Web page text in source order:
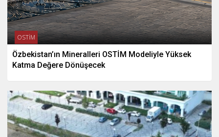
OSTİM
Özbekistan’ın Mineralleri OSTİM Modeliyle Yüksek
Katma Değere Dönüşecek